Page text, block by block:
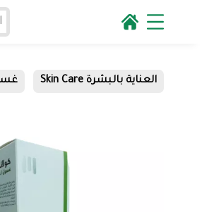
العناية بالبشرة Skin Care